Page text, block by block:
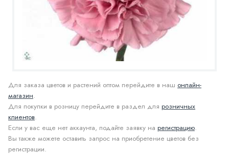
Для заказа цветов и растений оптом перейдите в наш онлайн-
магазин.
Для покупки в розницу перейдите в раздел для розничных
клиентов.
Если у вас еще нет аккаунта, подайте заявку на регистрацию.
Вы также можете оставить запрос на приобретение цветов без
регистрации.